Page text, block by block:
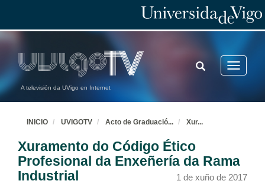
A televisión da UVigo en Internet
Toggle
TOGGLE
SEARCH
INICIO UVIGOTV Acto de Graduació... Xur...
Xuramento do Código Ético
Profesional da Enxeñería da Rama
Industrial
1 de xuño de 2017